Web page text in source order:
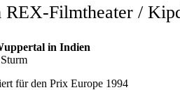
Filmtheater /
in Indien
für den Prix Europe 1994